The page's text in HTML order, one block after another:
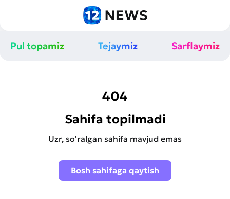
Pul topamiz Tejaymiz Sarflaymiz
404
Sahifa topilmadi
Uzr, so'ralgan sahifa mavjud emas
Bosh sahifaga qaytish